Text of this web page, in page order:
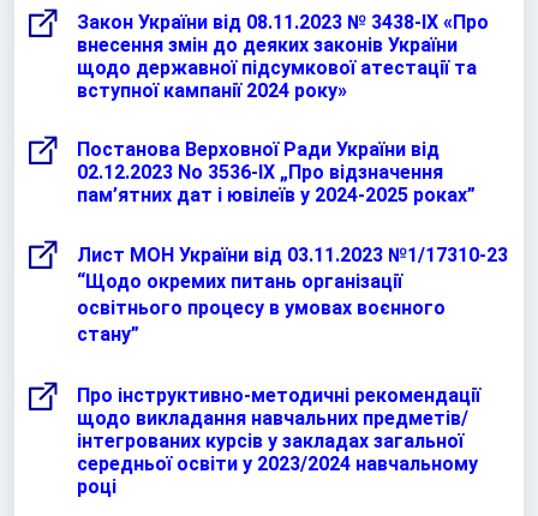
Закон України від 08.11.2023 № 3438-ІХ «Про
внесення змін до деяких законів України
щодо державної підсумкової атестації та
вступної кампанії 2024 року»
Постанова Верховної Ради України від
02.12.2023 No 3536-IX „Про відзначення
пам’ятних дат і ювілеїв у 2024-2025 роках”
Лист МОН України від 03.11.2023 №1/17310-23
“Щодо окремих питань організації
освітнього процесу в умовах воєнного
стану”
Про інструктивно-методичні рекомендації
щодо викладання навчальних предметів/
інтегрованих курсів у закладах загальної
середньої освіти у 2023/2024 навчальному
році